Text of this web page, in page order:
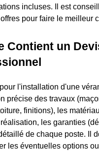
incluses. Il est
pour faire le meilleur
Contient un
l'installation d'une
précise des travaux
finitions), les
les garanties
de chaque poste. Il
les éventuelles options